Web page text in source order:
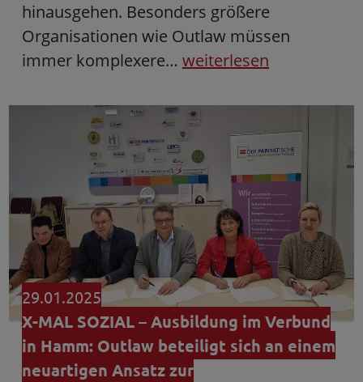
hinausgehen. Besonders größere
Organisationen wie Outlaw müssen
immer komplexere… weiterlesen
29.01.2025
X-MAL SOZIAL – Ausbildung im Verbund
in Hamm: Outlaw beteiligt sich an einem
neuartigen Ansatz zur